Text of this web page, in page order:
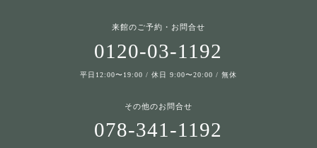
来館のご予約・お問合せ
0120-03-1192
平日12:00〜19:00 / 休日 9:00〜20:00 / 無休
その他のお問合せ
078-341-1192